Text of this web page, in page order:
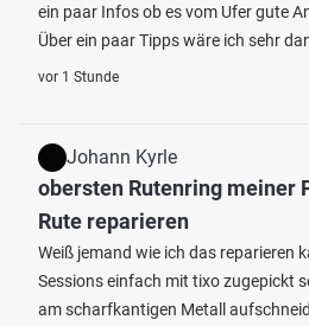
ein paar Infos ob es vom Ufer gute
Über ein paar Tipps wäre ich sehr
vor 1 Stunde
Johann Kyrle
obersten Rutenring meiner
Rute reparieren
Weiß jemand wie ich das reparieren
Sessions einfach mit tixo zugepickt
am scharfkantigen Metall